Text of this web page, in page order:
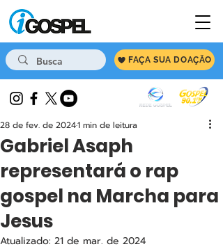
FAÇA SUA DOAÇÃO
Gabriel Asaph
representará o rap
gospel na Marcha para
Jesus
28 de fev. de 20241 min de leitura
Atualizado: 21 de mar. de 2024